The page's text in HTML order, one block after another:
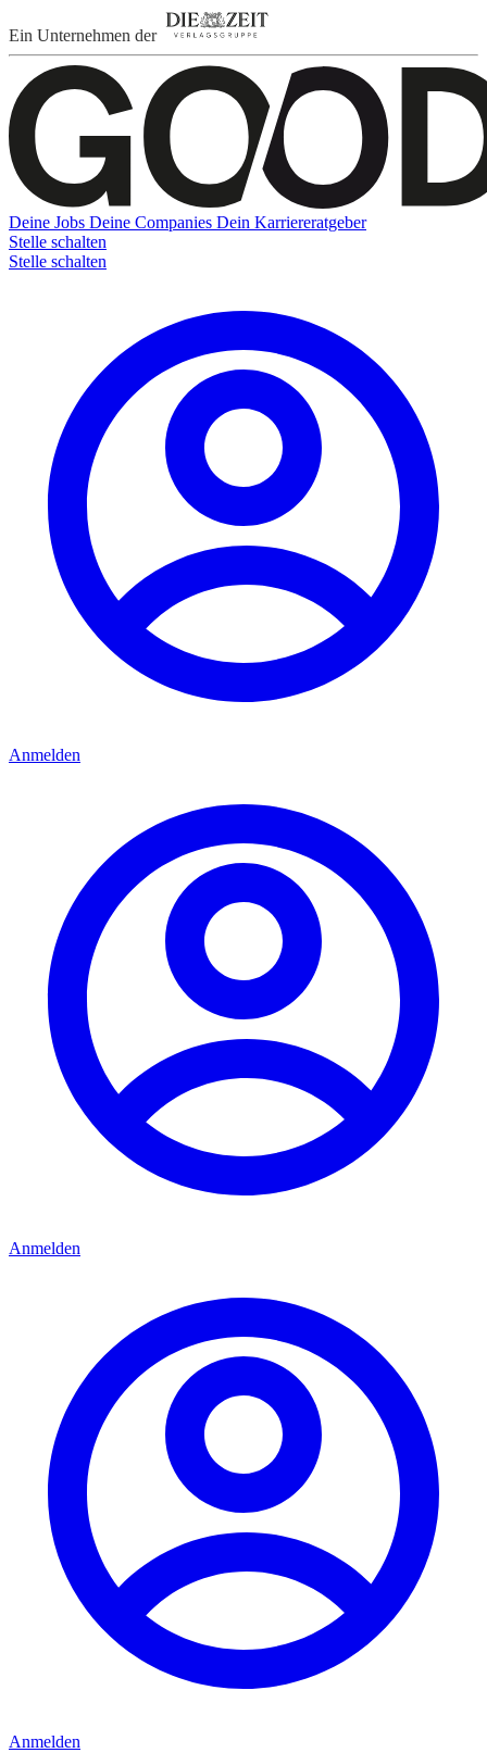
Ein Unternehmen der
Deine Jobs Deine Companies Dein Karriereratgeber
Stelle schalten
Stelle schalten
Anmelden
Anmelden
Anmelden